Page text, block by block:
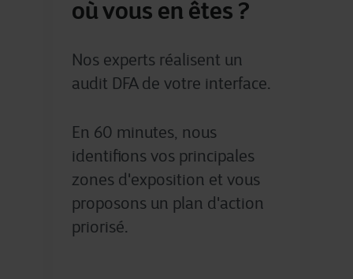
où vous en êtes ?
Nos experts réalisent un
audit DFA de votre interface.
En 60 minutes, nous
identifions vos principales
zones d'exposition et vous
proposons un plan d'action
priorisé.